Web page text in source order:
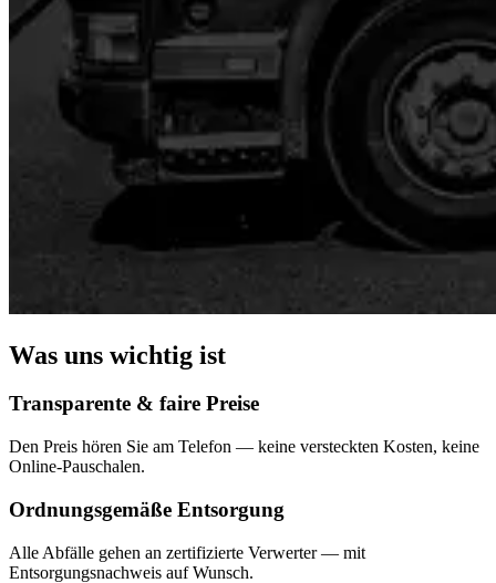
Was uns wichtig ist
Transparente & faire Preise
Den Preis hören Sie am Telefon — keine versteckten Kosten, keine
Online-Pauschalen.
Ordnungsgemäße Entsorgung
Alle Abfälle gehen an zertifizierte Verwerter — mit
Entsorgungsnachweis auf Wunsch.